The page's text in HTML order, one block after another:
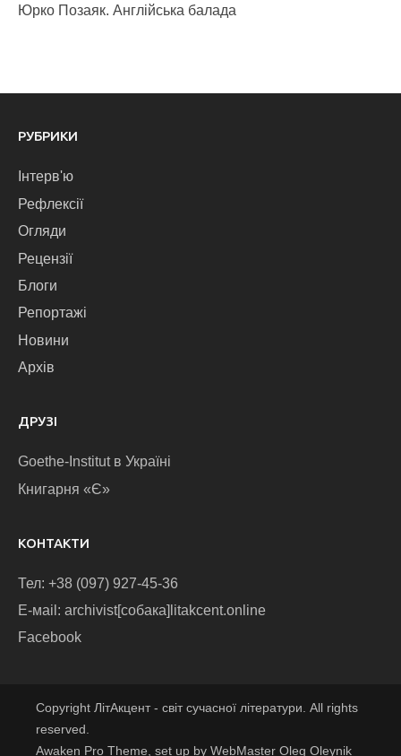
Юрко Позаяк. Англійська балада
РУБРИКИ
Інтерв'ю
Рефлексії
Огляди
Рецензії
Блоги
Репортажі
Новини
Архів
ДРУЗІ
Goethe-Institut в Україні
Книгарня «Є»
КОНТАКТИ
Тел: +38 (097) 927-45-36
E-маіl: archivist[собака]litakcent.online
Facebook
Copyright ЛітАкцент - світ сучасної літератури. All rights
reserved.
Awaken Pro Theme, set up by WebMaster Oleg Oleynik